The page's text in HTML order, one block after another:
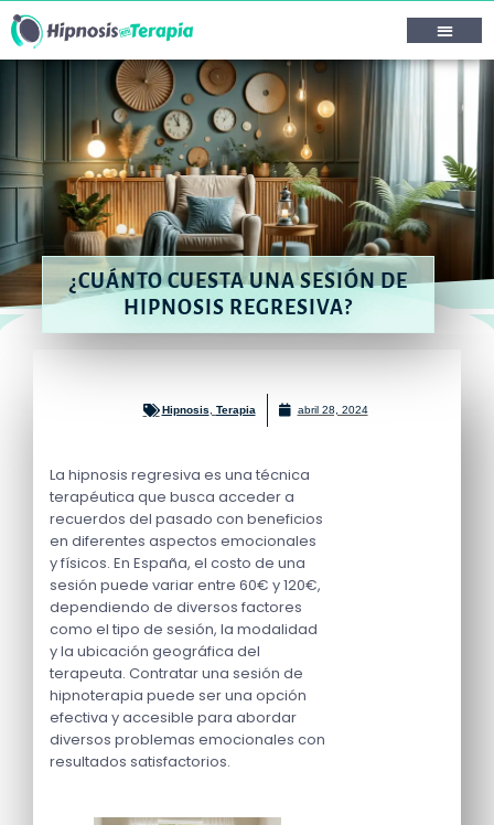
¿CUÁNTO CUESTA UNA SESIÓN DE
HIPNOSIS REGRESIVA?
Hipnosis Terapia abril 28, 2024
La hipnosis regresiva es una técnica
terapéutica que busca acceder a
recuerdos del pasado con beneficios
en diferentes aspectos emocionales
y físicos. En España, el costo de una
sesión puede variar entre 60€ y 120€,
dependiendo de diversos factores
como el tipo de sesión, la modalidad
y la ubicación geográfica del
terapeuta. Contratar una sesión de
hipnoterapia puede ser una opción
efectiva y accesible para abordar
diversos problemas emocionales con
resultados satisfactorios.